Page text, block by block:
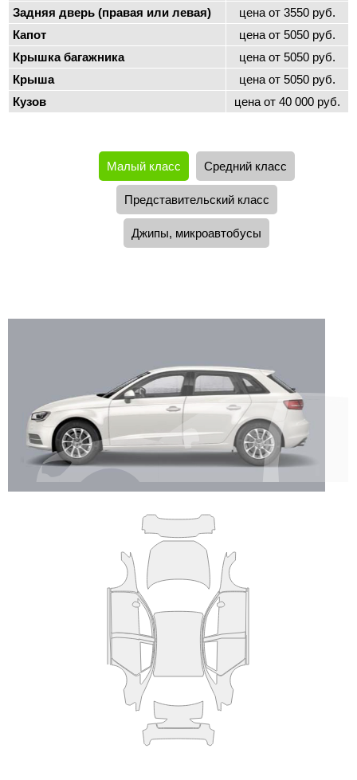
Задняя дверь (правая или левая)
цена от 3550 руб.
Капот
цена от 5050 руб.
Крышка багажника
цена от 5050 руб.
Крыша
цена от 5050 руб.
Кузов
цена от 40 000 руб.
Малый класс Средний класс
Представительский класс
Джипы, микроавтобусы